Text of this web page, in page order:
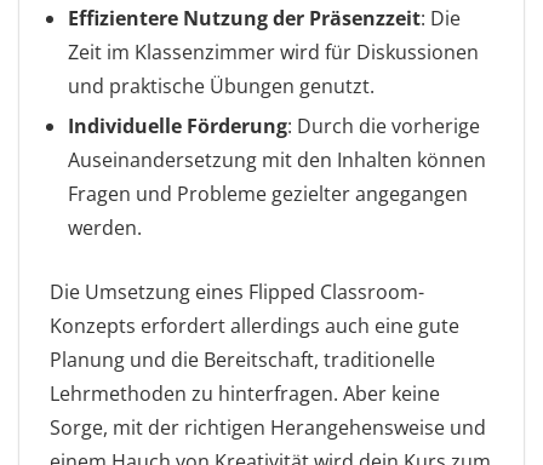
Effizientere Nutzung der Präsenzzeit: Die
Zeit im Klassenzimmer wird für Diskussionen
und praktische Übungen genutzt.
Individuelle Förderung: Durch die vorherige
Auseinandersetzung mit den Inhalten können
Fragen und Probleme gezielter angegangen
werden.
Die Umsetzung eines Flipped Classroom-
Konzepts erfordert allerdings auch eine gute
Planung und die Bereitschaft, traditionelle
Lehrmethoden zu hinterfragen. Aber keine
Sorge, mit der richtigen Herangehensweise und